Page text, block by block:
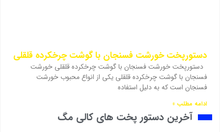
دستورپخت خورشت فسنجان با گوشت چرخکرده قلقلی
دستورپخت خورشت فسنجان با گوشت چرخکرده قلقلی خورشت
فسنجان با گوشت چرخکرده قلقلی یکی از انواع محبوب خورشت
فسنجان است که به دلیل استفاده
ادامه مطلب »
آخرین دستور پخت های کالی مگ